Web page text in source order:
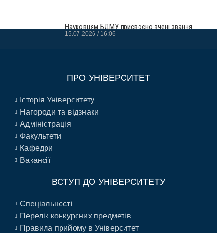
Науковцям БДМУ присвоєно вчені звання
15.07.2026 16:06
ПРО УНІВЕРСИТЕТ
Історія Університету
Нагороди та відзнаки
Адміністрація
Факультети
Кафедри
Вакансії
ВСТУП ДО УНІВЕРСИТЕТУ
Спеціальності
Перелік конкурсних предметів
Правила прийому в Університет